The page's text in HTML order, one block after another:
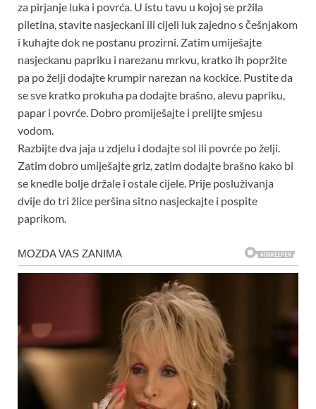
za pirjanje luka i povrća. U istu tavu u kojoj se pržila
piletina, stavite nasjeckani ili cijeli luk zajedno s češnjakom
i kuhajte dok ne postanu prozirni. Zatim umiješajte
nasjeckanu papriku i narezanu mrkvu, kratko ih popržite
pa po želji dodajte krumpir narezan na kockice. Pustite da
se sve kratko prokuha pa dodajte brašno, alevu papriku,
papar i povrće. Dobro promiješajte i prelijte smjesu
vodom.
Razbijte dva jaja u zdjelu i dodajte sol ili povrće po želji.
Zatim dobro umiješajte griz, zatim dodajte brašno kako bi
se knedle bolje držale i ostale cijele. Prije posluživanja
dvije do tri žlice peršina sitno nasjeckajte i pospite
paprikom.